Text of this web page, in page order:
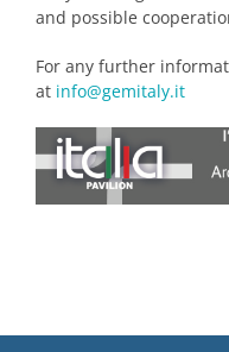
and possible
For any further
at info@gemitaly.it